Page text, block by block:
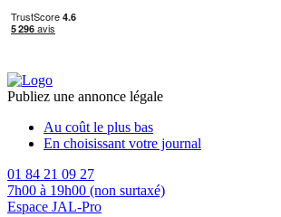
Publiez une annonce légale
Au coût le plus bas
En choisissant votre journal
01 84 21 09 27
7h00 à 19h00 (non surtaxé)
Espace JAL-Pro